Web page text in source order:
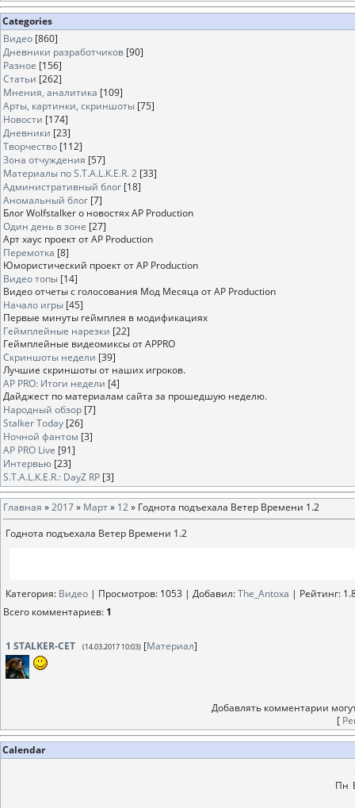
Categories
Видео [860]
Дневники разработчиков [90]
Разное [156]
Статьи [262]
Мнения, аналитика [109]
Арты, картинки, скриншоты [75]
Новости [174]
Дневники [23]
Творчество [112]
Зона отчуждения [57]
Материалы по S.T.A.L.K.E.R. 2 [33]
Административный блог [18]
Аномальный блог [7]
Блог Wolfstalker о новостях AP Production
Один день в зоне [27]
Арт хаус проект от AP Production
Перемотка [8]
Юмористический проект от AP Production
Видео топы [14]
Видео отчеты с голосования Мод Месяца от AP Production
Начало игры [45]
Первые минуты геймплея в модификациях
Геймплейные нарезки [22]
Геймплейные видеомиксы от APPRO
Скриншоты недели [39]
Лучшие скриншоты от наших игроков.
AP PRO: Итоги недели [4]
Дайджест по материалам сайта за прошедшую неделю.
Народный обзор [7]
Stalker Today [26]
Ночной фантом [3]
AP PRO Live [91]
Интервью [23]
S.T.A.L.K.E.R.: DayZ RP [3]
Главная »2017» Март» 12» Годнота подъехала Ветер Времени 1.2
Годнота подъехала Ветер Времени 1.2
Категория: Видео | Просмотров: 1053 | Добавил:The_Antoxa | Рейтинг:
Всего комментариев: 1
1 STALKER-CET (14.03.2017 10:03) [Материал]
Добавлять комментарии
[
Calendar
Пн